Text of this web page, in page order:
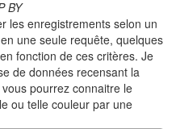
BY
les enregistrements selon un
une seule requête, quelques
fonction de ces critères. Je
de données recensant la
pourrez connaitre le
ou telle couleur par une